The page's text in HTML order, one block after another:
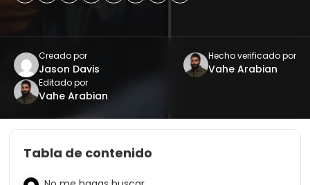
Creado por
Jason Davis
Hecho verificado por
Vahe Arabian
Editado por
Vahe Arabian
Tabla de contenido